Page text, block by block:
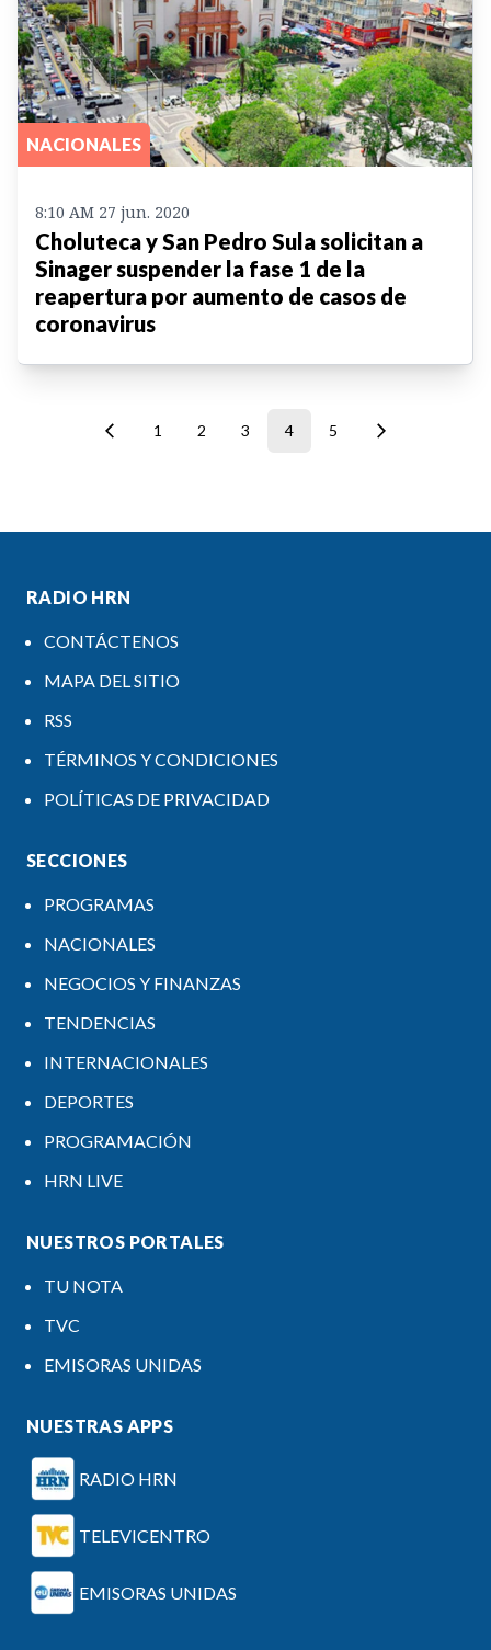
NACIONALES
8:10 AM 27 jun. 2020
Choluteca y San Pedro Sula solicitan a
Sinager suspender la fase 1 de la
reapertura por aumento de casos de
coronavirus
1 2 3 4 5
RADIO HRN
CONTÁCTENOS
MAPA DEL SITIO
RSS
TÉRMINOS Y CONDICIONES
POLÍTICAS DE PRIVACIDAD
SECCIONES
PROGRAMAS
NACIONALES
NEGOCIOS Y FINANZAS
TENDENCIAS
INTERNACIONALES
DEPORTES
PROGRAMACIÓN
HRN LIVE
NUESTROS PORTALES
TU NOTA
TVC
EMISORAS UNIDAS
NUESTRAS APPS
RADIO HRN
TELEVICENTRO
EMISORAS UNIDAS